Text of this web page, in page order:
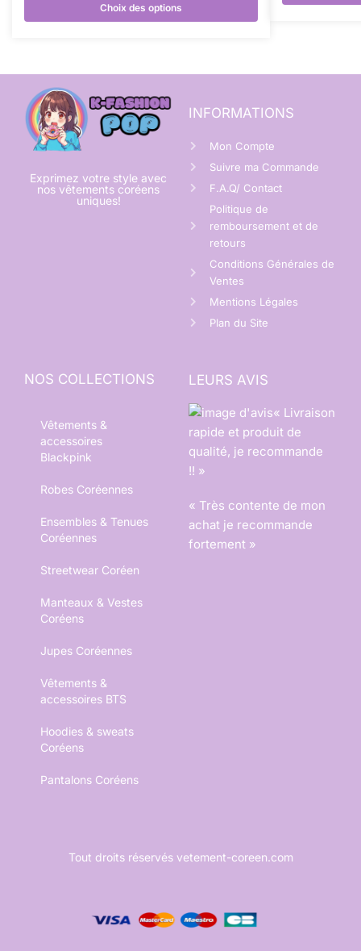
Choix des options
Exprimez votre style avec
nos vêtements coréens
uniques!
INFORMATIONS
Mon Compte
Suivre ma Commande
F.A.Q/ Contact
Politique de
remboursement et de
retours
Conditions Générales de
Ventes
Mentions Légales
Plan du Site
NOS COLLECTIONS
Vêtements &
accessoires
Blackpink
Robes Coréennes
Ensembles & Tenues
Coréennes
Streetwear Coréen
Manteaux & Vestes
Coréens
Jupes Coréennes
Vêtements &
accessoires BTS
Hoodies & sweats
Coréens
Pantalons Coréens
LEURS AVIS
« Livraison
rapide et produit de
qualité, je recommande
!! »
« Très contente de mon
achat je recommande
fortement »
Tout droits réservés vetement-coreen.com